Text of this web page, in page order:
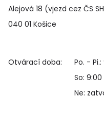
Alejová 18 (vjezd cez ČS
040 01 Košice
Otvárací doba:
Po. -
So: 9:00
Ne: